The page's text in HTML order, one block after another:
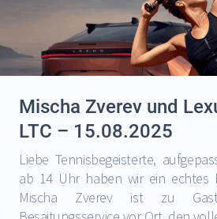
Mischa Zverev und
LTC – 15.08.2025
Liebe Tennisbegeisterte,
ab 14 Uhr haben wir ein echtes
Mischa Zverev ist zu